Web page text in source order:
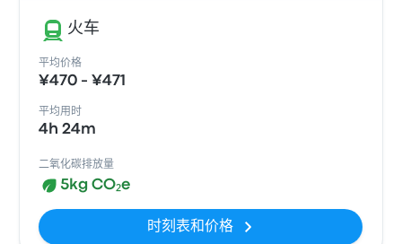
火车
平均价格
¥470 - ¥471
平均用时
4h 24m
二氧化碳排放量
5kg CO₂e
时刻表和价格